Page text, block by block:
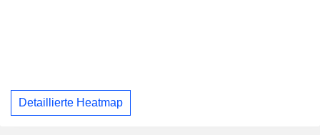
Detaillierte Heatmap